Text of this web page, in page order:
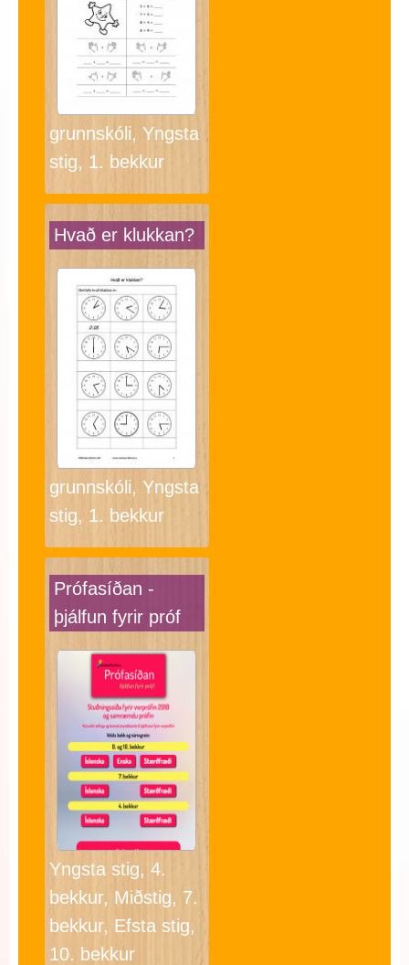
grunnskóli, Yngsta
stig, 1. bekkur
Hvað er klukkan?
grunnskóli, Yngsta
stig, 1. bekkur
Prófasíðan -
þjálfun fyrir próf
Yngsta stig, 4.
bekkur, Miðstig, 7.
bekkur, Efsta stig,
10. bekkur